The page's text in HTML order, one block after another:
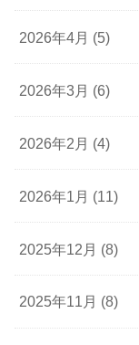
2026年4月 (5)
2026年3月 (6)
2026年2月 (4)
2026年1月 (11)
2025年12月 (8)
2025年11月 (8)